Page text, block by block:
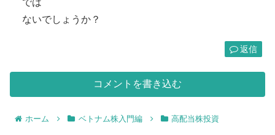
ないでしょうか？
返信
コメントを書き込む
ホーム ベトナム株入門編 高配当株投資